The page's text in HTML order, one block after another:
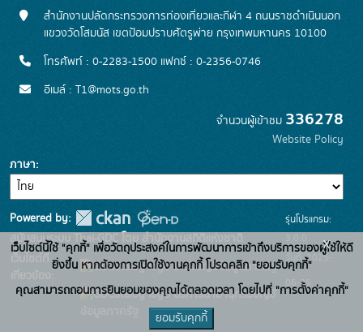
สำนักงานปลัดกระทรวงการท่องเที่ยวและกีฬา 4 ถนนราชดำเนินนอก
แขวงวัดโสมนัส เขตป้อมปราบศัตรูพ่าย กรุงเทพมหานคร 10100
โทรศัพท์ : 0-2283-1500 แฟกซ์ : 0-2356-0746
อีเมล์ : T1@mots.go.th
จำนวนผู้เข้าชม 336278
Website Policy
ภาษา
Powered by:
สนับสนุนระบบ Thai-GDC โดย สำนักงานสถิติแห่งชาติ
เว็บไซต์ที่
เกี่ยวข้อง:
ระบบบัญชีข้อมูลภาครัฐ
บริการนามานุกรมบัญชี
รุ่นโปรแกรม:
3.0.0
วันที่: 2025-
06-26
เว็บไซต์นี้ใช้ "คุกกี้" เพื่อวัตถุประสงค์ในการพัฒนาการเข้าถึงบริการของผู้ใช้ให้ดี
ยิ่งขึ้น หากต้องการเปิดใช้งานคุกกี้ โปรดคลิก "ยอมรับคุกกี้"
คุณสามารถถอนการยินยอมของคุณได้ตลอดเวลา โดยไปที่ "การตั้งค่าคุกกี้"
ยอมรับคุกกี้
x